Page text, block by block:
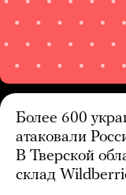
Более 600
атаковали
В Тверской
склад